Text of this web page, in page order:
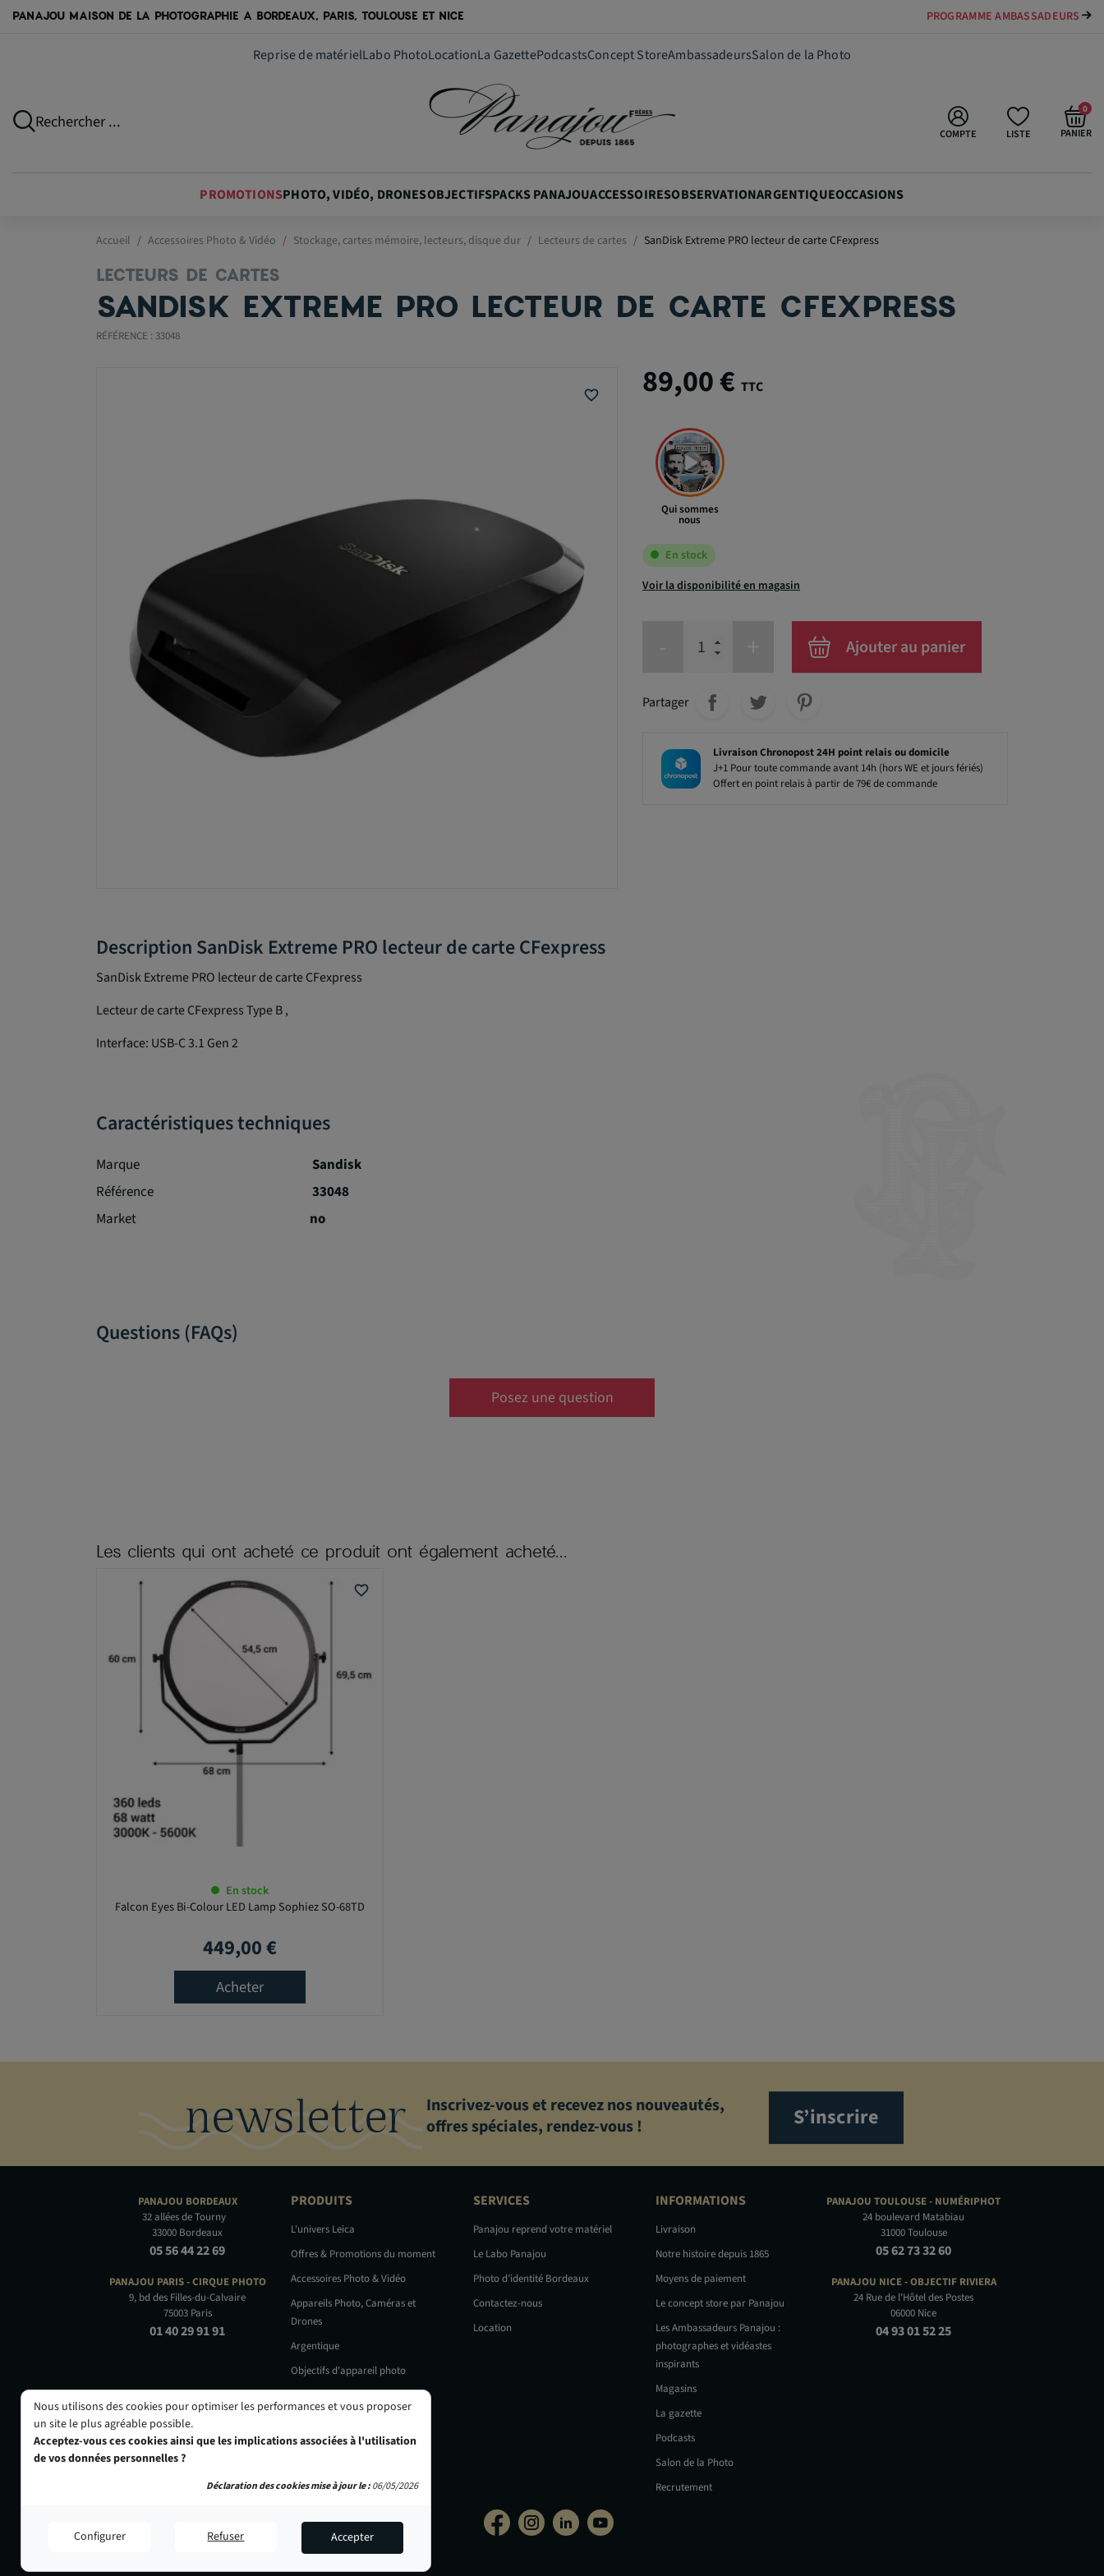
PANAJOU MAISON DE LA PHOTOGRAPHIE A BORDEAUX, PARIS, TOULOUSE ET NICE PAYER VOTRE MATÉRIEL JUSQU'EN 84 FOIS
Reprise de matérielLabo PhotoLocationLa GazettePodcastsConcept StoreAmbassadeursSalon de la Photo
Rechercher ...
LISTE
COMPTE PANIER
0
PROMOTIONSPHOTO, VIDÉO, DRONESOBJECTIFSPACKS PANAJOUACCESSOIRESOBSERVATIONARGENTIQUEOCCASIONS
Accueil Accessoires Photo & Vidéo Stockage, cartes mémoire, lecteurs, disque dur Lecteurs de cartes SanDisk Extreme PRO lecteur de carte CFexpress
LECTEURS DE CARTES
SANDISK EXTREME PRO LECTEUR DE CARTE CFEXPRESS
RÉFÉRENCE : 33048
favorite_border 89,00 € TTC
Qui sommes
nous
En stock
Voir la disponibilité en magasin
Ajouter au panier
89,00 €
Partager
Livraison Chronopost 24H point relais ou domicile
J+1 Pour toute commande avant 14h (hors WE et jours fériés)
Offert en point relais à partir de 79€ de commande
Description SanDisk Extreme PRO lecteur de carte CFexpress
SanDisk Extreme PRO lecteur de carte CFexpress
Lecteur de carte CFexpress Type B ,
Interface: USB-C 3.1 Gen 2
Caractéristiques techniques
Marque
Sandisk
Référence
33048
Market
no
Questions (FAQs)
Posez une question
Les clients qui ont acheté ce produit ont également acheté...
favorite_border
En stock
Falcon Eyes Bi-Colour LED Lamp Sophiez SO-68TD
Prix
449,00 €
Acheter
newsletter
Inscrivez-vous et recevez nos nouveautés,
offres spéciales, rendez-vous !
S’inscrire
PANAJOU BORDEAUX
32 allées de Tourny
33000 Bordeaux
05 56 44 22 69
PANAJOU PARIS -CIRQUE PHOTO
9, bd des Filles-du-Calvaire
75003 Paris
01 40 29 91 91
PRODUITS
L'univers Leica
Offres & Promotions du moment
Accessoires Photo & Vidéo
Appareils Photo, Caméras et
Drones
Argentique
Objectifs d'appareil photo
Occasions
SERVICES
Panajou reprend votre matériel
Le Labo Panajou
Photo d’identité Bordeaux
Contactez-nous
Location
INFORMATIONS
Livraison
Notre histoire depuis 1865
Moyens de paiement
Le concept store par Panajou
Les Ambassadeurs Panajou :
photographes et vidéastes
inspirants
Magasins
La gazette
Podcasts
Salon de la Photo
Recrutement
PANAJOU TOULOUSE - NUMÉRIPHOT
24 boulevard Matabiau
31000 Toulouse
05 62 73 32 60
PANAJOU NICE -OBJECTIF RIVIERA
24 Rue de l'Hôtel des Postes
06000 Nice
04 93 01 52 25
Nous utilisons des cookies pour optimiser les performances et vous proposer
un site le plus agréable possible.
Acceptez-vous ces cookies ainsi que les implications associées à l'utilisation
de vos données personnelles ?
Configurer Refuser Accepter
Déclaration des cookies mise à jour le :06/05/2026